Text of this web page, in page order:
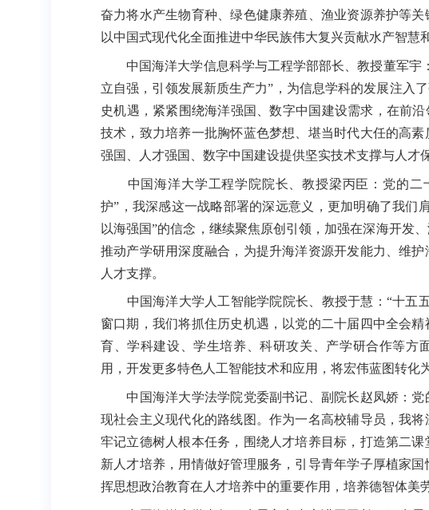
奋力将水产生物育种、绿色健康养殖、渔业资源养护等
以中国式现代化全面推进中华民族伟大复兴贡献水产智慧
中国海洋大学信息科学与工程学部部长、教授董军宇
立自强，引领发展新质生产力”，为信息学科的发展注入
史机遇，紧紧围绕海洋强国、数字中国建设需求，在前
技术，致力培养一批胸怀蓝色梦想、堪当时代大任的高
强国、人才强国、数字中国建设提供坚实技术支撑与人才
中国海洋大学工程学院院长、教授梁丙臣：党的二
护”，我深感这一战略部署的深远意义，更加明确了我们
以海强国”的信念，继续聚焦原创引领，加强在深海开发
推动产学研用深度融合，为提升海洋资源开发能力、维
人才支撑。
中国海洋大学人工智能学院院长、教授于慧：“十五
窗口期，我们将抓住历史机遇，以党的二十届四中全会
育、学科建设、学生培养、科研攻关、产学研合作等方
用，开发更多特色人工智能技术和应用，将宏伟蓝图转化
中国海洋大学法学院党委副书记、副院长赵凤娇：党
现社会主义现代化的路线图。作为一名高校辅导员，我
牢记立德树人根本任务，围绕人才培养目标，打造第二
新人才培养，用情做好管理服务，引导青年学子厚植家
挥思想政治教育在人才培养中的重要作用，培养德智体美